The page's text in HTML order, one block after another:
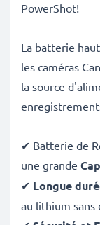
PowerShot!
La batterie
les caméras
la source
✔ Batterie de
une grande
✔ Longue
au lithium